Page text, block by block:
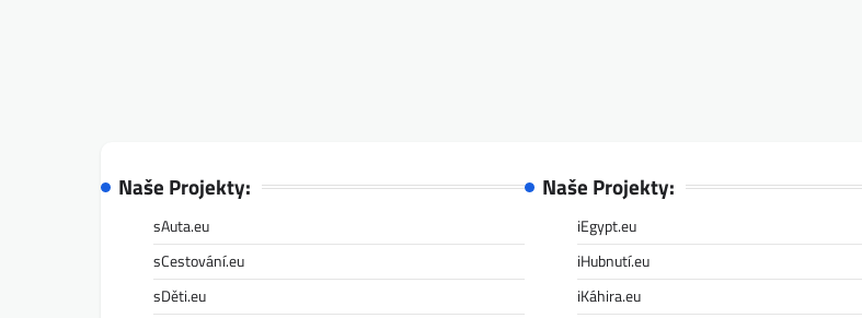
Naše Projekty:
sAuta.eu
sCestování.eu
sDěti.eu
Naše Projekty:
iEgypt.eu
iHubnutí.eu
iKáhira.eu